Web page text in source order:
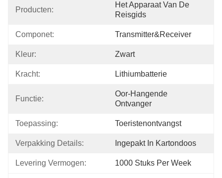
Producten:
Het Apparaat Van De
Reisgids
Componet: Transmitter&Receiver
Kleur: Zwart
Kracht: Lithiumbatterie
Functie:
Oor-Hangende
Ontvanger
Toepassing: Toeristenontvangst
Verpakking Details: Ingepakt In Kartondoos
Levering Vermogen: 1000 Stuks Per Week